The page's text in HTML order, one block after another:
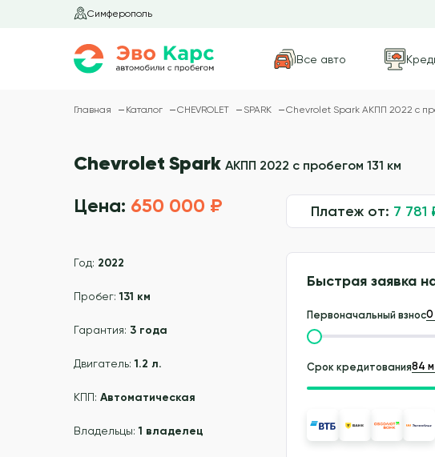
Симферополь
Все авто
Главная Каталог CHEVROLET SPARK Chevrolet Spark АКПП 2022 с
Chevrolet Spark АКПП 2022 с пробегом 131 км
Цена: 650 000 ₽
Год: 2022
Пробег:131 км
Гарантия: 3 года
Двигатель:1.2 л.
КПП: Автоматическая
Владельцы:1 владелец
Платеж от: 7 781
Быстрая заявка
Первоначальный взнос
Срок кредитования